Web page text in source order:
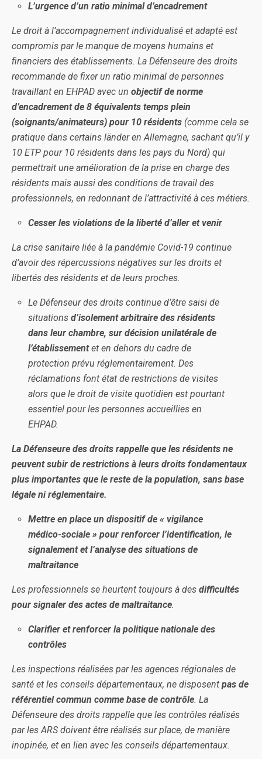
L’urgence d’un ratio minimal d’encadrement
Le droit à l’accompagnement individualisé et adapté est
compromis par le manque de moyens humains et
financiers des établissements. La Défenseure des droits
recommande de fixer un ratio minimal de personnes
travaillant en EHPAD avec un objectif de norme
d’encadrement de 8 équivalents temps plein
(soignants/animateurs) pour 10 résidents (comme cela se
pratique dans certains länder en Allemagne, sachant qu’il y
10 ETP pour 10 résidents dans les pays du Nord) qui
permettrait une amélioration de la prise en charge des
résidents mais aussi des conditions de travail des
professionnels, en redonnant de l’attractivité à ces métiers.
Cesser les violations de la liberté d’aller et venir
La crise sanitaire liée à la pandémie Covid-19 continue
d’avoir des répercussions négatives sur les droits et
libertés des résidents et de leurs proches.
Le Défenseur des droits continue d’être saisi de
situationsd’isolement arbitraire des résidents
dans leur chambre, sur décision unilatérale de
l’établissementet en dehors du cadre de
protection prévu réglementairement. Des
réclamations font état de restrictions de visites
alors que le droit de visite quotidien est pourtant
essentiel pour les personnes accueillies en
EHPAD.
La Défenseure des droits rappelle que les résidents ne
peuvent subir de restrictions à leurs droits fondamentaux
plus importantes que le reste de la population, sans base
légale ni réglementaire.
Mettre en place un dispositif de « vigilance
médico-sociale » pour renforcer l’identification, le
signalement et l’analyse des situations de
maltraitance
Les professionnels se heurtent toujours à des difficultés
pour signaler des actes de maltraitance.
Clarifier et renforcer la politique nationale des
contrôles
Les inspections réalisées par les agences régionales de
santé et les conseils départementaux, ne disposent pas de
référentiel commun comme base de contrôle. La
Défenseure des droits rappelle que les contrôles réalisés
par les ARS doivent être réalisés sur place, de manière
inopinée, et en lien avec les conseils départementaux.